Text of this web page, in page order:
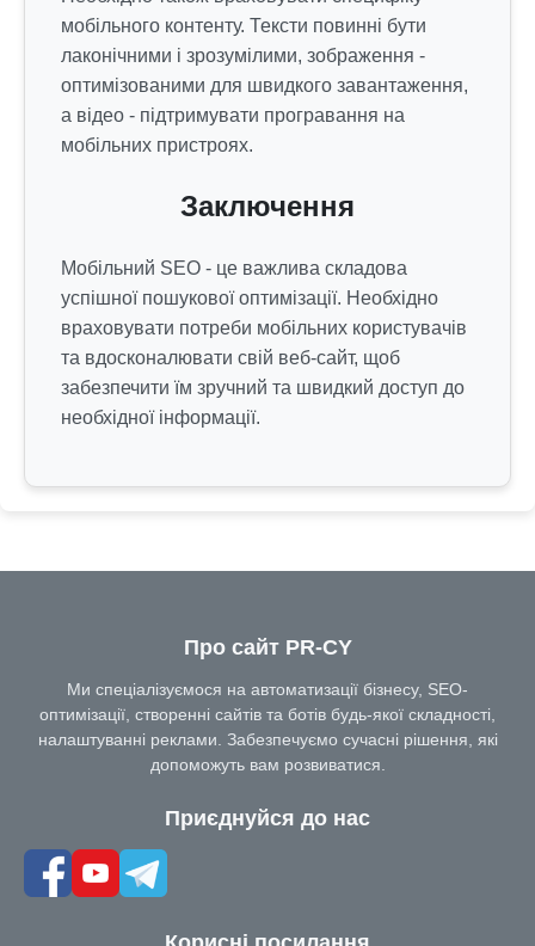
мобільного контенту. Тексти повинні бути
лаконічними і зрозумілими, зображення -
оптимізованими для швидкого завантаження,
а відео - підтримувати програвання на
мобільних пристроях.
Заключення
Мобільний SEO - це важлива складова
успішної пошукової оптимізації. Необхідно
враховувати потреби мобільних користувачів
та вдосконалювати свій веб-сайт, щоб
забезпечити їм зручний та швидкий доступ до
необхідної інформації.
Про сайт PR-CY
Ми спеціалізуємося на автоматизації бізнесу, SEO-
оптимізації, створенні сайтів та ботів будь-якої складності,
налаштуванні реклами. Забезпечуємо сучасні рішення, які
допоможуть вам розвиватися.
Приєднуйся до нас